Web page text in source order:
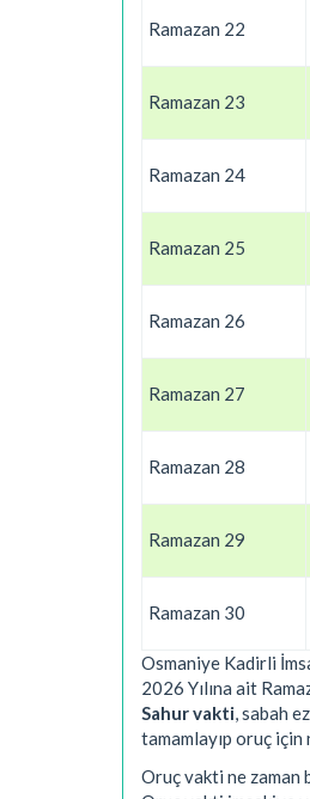
Ramazan 22
Ramazan 23
Ramazan 24
Ramazan 25
Ramazan 26
Ramazan 27
Ramazan 28
Ramazan 29
Ramazan 30
Osmaniye Kadirli
2026 Yılına ait
Sahur vakti, sabah
tamamlayıp oruç
Oruç vakti ne zaman